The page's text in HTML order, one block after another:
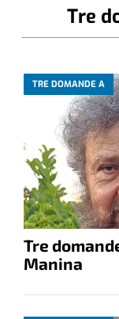
Tre
TRE DOMANDE A
Tre
Manina